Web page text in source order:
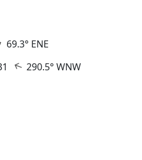
69.3° ENE
↑ 290.5° WNW